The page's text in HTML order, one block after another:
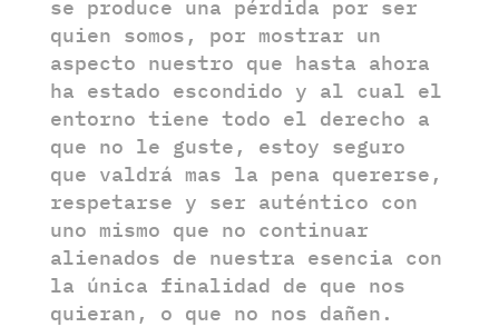
se produce una pérdida por ser
quien somos, por mostrar un
aspecto nuestro que hasta ahora
ha estado escondido y al cual el
entorno tiene todo el derecho a
que no le guste, estoy seguro
que valdrá mas la pena quererse,
respetarse y ser auténtico con
uno mismo que no continuar
alienados de nuestra esencia con
la única finalidad de que nos
quieran, o que no nos dañen.